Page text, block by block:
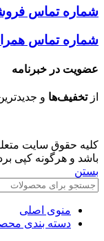
شماره تماس فروشگاه:
شماره تماس همراه:
عضویت در خبرنامه
ازتخفیف‌ها و
کلیه حقوق سایت
باشد و هرگونه کپی
بستن
منوی اصلی
دسته بندی